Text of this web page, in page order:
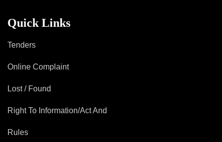
Quick Links
Tenders
Online Complaint
Lost / Found
Right To Information/Act And
Rules